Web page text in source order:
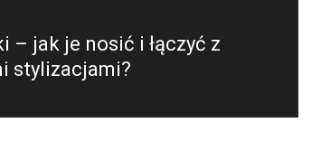
– jak je nosić i łączyć z
stylizacjami?